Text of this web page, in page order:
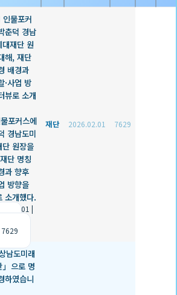
포커스에
경남도미
단 원장을
단 명칭
과 향후
방향을
소개했다.
|
7629
재단 2026.02.01 7629